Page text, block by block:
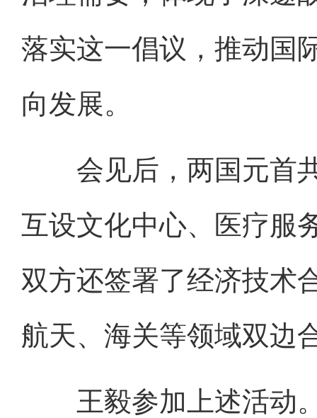
落实这一倡议，推动国
向发展。
会见后，两国元首共
互设文化中心、医疗服
双方还签署了经济技术
航天、海关等领域双边
王毅参加上述活动。